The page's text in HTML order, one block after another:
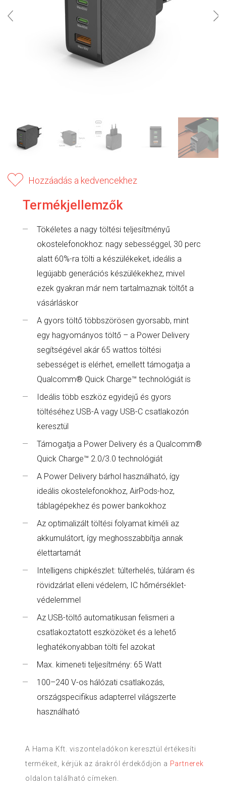
Hozzáadás a kedvencekhez
Termékjellemzők
Tökéletes a nagy töltési teljesítményű
okostelefonokhoz: nagy sebességgel, 30 perc
alatt 60%-ra tölti a készülékeket, ideális a
legújabb generációs készülékekhez, mivel
ezek gyakran már nem tartalmaznak töltőt a
vásárláskor
A gyors töltő többszörösen gyorsabb, mint
egy hagyományos töltő – a Power Delivery
segítségével akár 65 wattos töltési
sebességet is elérhet, emellett támogatja a
Qualcomm® Quick Charge™ technológiát is
Ideális több eszköz egyidejű és gyors
töltéséhez USB-A vagy USB-C csatlakozón
keresztül
Támogatja a Power Delivery és a Qualcomm®
Quick Charge™ 2.0/3.0 technológiát
A Power Delivery bárhol használható, így
ideális okostelefonokhoz, AirPods-hoz,
táblagépekhez és power bankokhoz
Az optimalizált töltési folyamat kíméli az
akkumulátort, így meghosszabbítja annak
élettartamát
Intelligens chipkészlet: túlterhelés, túláram és
rövidzárlat elleni védelem, IC hőmérséklet-
védelemmel
Az USB-töltő automatikusan felismeri a
csatlakoztatott eszközöket és a lehető
leghatékonyabban tölti fel azokat
Max. kimeneti teljesítmény: 65 Watt
100–240 V-os hálózati csatlakozás,
országspecifikus adapterrel világszerte
használható
A Hama Kft. viszonteladókon keresztül értékesíti
termékeit, kérjük az árakról érdekődjön a Partnerek
oldalon található címeken.